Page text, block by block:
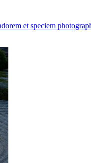
et speciem